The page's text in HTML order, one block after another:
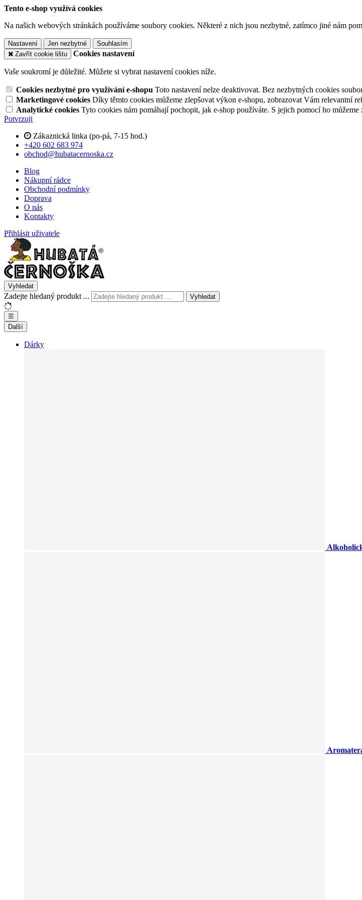
Tento e-shop využívá cookies
Na našich webových stránkách používáme soubory cookies. Některé z nich jsou nezbytné, zatímco jiné nám
Nastavení Jen nezbytné
Souhlasím
Zavřít cookie lištu
Cookies nastavení
Vaše soukromí je důležité. Můžete si vybrat nastavení cookies níže.
Cookies nezbytné pro využívání e-shopu Toto nastavení nelze deaktivovat. Bez nezbytných cookies
Marketingové cookies Díky těmto cookies můžeme zlepšovat výkon e-shopu, zobrazovat Vám relevantní
Analytické cookies Tyto cookies nám pomáhají pochopit, jak e-shop používáte. S jejich pomocí ho můžeme
Potvrzuji
Zákaznická linka (po-pá, 7-15 hod.)
+420 602 683 974
obchod@hubatacernoska.cz
Blog
Nákupní rádce
Obchodní podmínky
Doprava
O nás
Kontakty
Přihlásit uživatele
Vyhledat
Zadejte hledaný produkt ... Vyhledat
☰
Další
Dárky